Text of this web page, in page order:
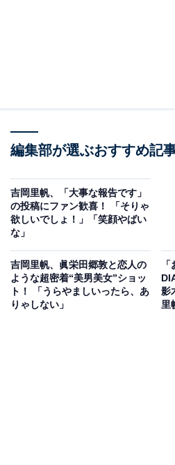
編集部が選ぶおすすめ記
吉岡里帆、「大事な報告です」
の投稿にファン歓喜！ 「そりゃ
欲しいでしょ！」「笑顔やばい
な」
吉岡里帆、眞栄田郷敦と恋人の
ような超密着“美男美女”ショッ
ト！ 「うらやましいったら、あ
りゃしない」
影
里